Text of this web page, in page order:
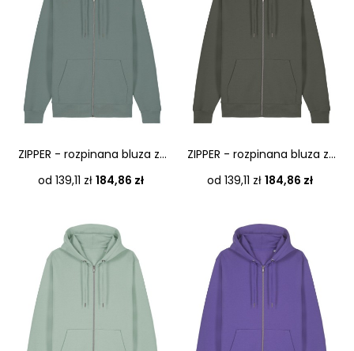
ZIPPER - rozpinana bluza z...
od 139,11 zł Cena
184,86 zł
ZIPPER - rozpinana bluza z...
od 139,11 zł Cena
184,86 zł